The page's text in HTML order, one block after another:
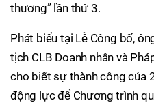
thương” lần thứ 3.
Phát biểu tại Lễ Công bố,
tịch CLB Doanh nhân và
cho biết sự thành công của
động lực để Chương trình